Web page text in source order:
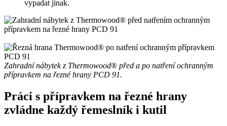
vypadat jinak.
Zahradní nábytek z Thermowood® před a po natření ochranným
přípravkem na řezné hrany PCD 91.
Práci s přípravkem na řezné hrany
zvládne každý řemeslník i kutil